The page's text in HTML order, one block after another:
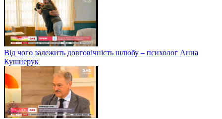
Від чого залежить довговічність шлюбу – психолог Анна
Кушнерук